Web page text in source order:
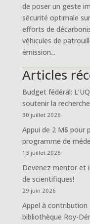
de poser un geste
sécurité optimale
efforts de
véhicules de
émission...
Articles
Budget fédéral:
soutenir la
30 juillet 2026
Appui de 2 M$ pour
programme de
13 juillet 2026
Devenez mentor et
de scientifiques!
29 juin 2026
Appel à contribution
bibliothèque Roy-